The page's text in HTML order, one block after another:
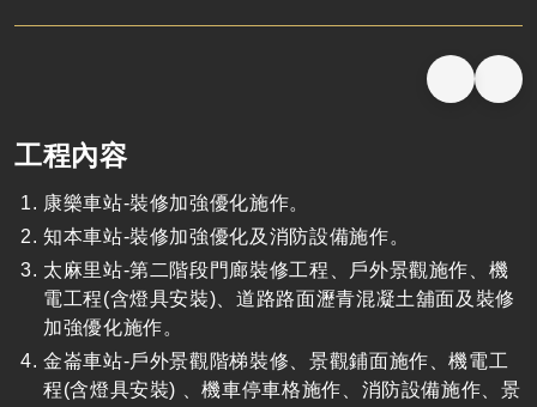
工程內容
康樂車站-裝修加強優化施作。
知本車站-裝修加強優化及消防設備施作。
太麻里站-第二階段門廊裝修工程、戶外景觀施作、機
電工程(含燈具安裝)、道路路面瀝青混凝土舖面及裝修
加強優化施作。
金崙車站-戶外景觀階梯裝修、景觀鋪面施作、機電工
程(含燈具安裝) 、機車停車格施作、消防設備施作、景